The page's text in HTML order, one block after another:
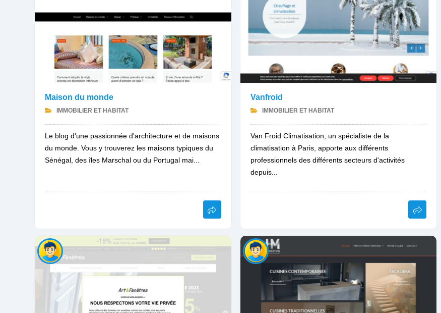
Maison du monde
IMMOBILIER ET HABITAT
Le blog d'une passionnée d'architecture et de maisons
du monde. Vous y trouverez les maisons typiques du
Sénégal, des îles Marschal ou du Portugal mai...
Vanfroid
IMMOBILIER ET HABITAT
Van Froid Climatisation, un spécialiste de la
climatisation à Paris, apporte aux différents
professionnels des différents secteurs d'activités
depuis...